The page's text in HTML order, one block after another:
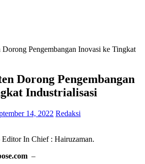
Dorong Pengembangan Inovasi ke Tingkat
Dorong Pengembangan
Industrialisasi
14, 2022 Redaksi
Editor In Chief : Hairuzaman.
–